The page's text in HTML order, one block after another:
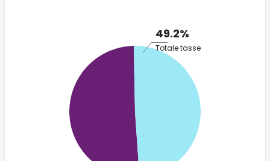
49.2%
Totale tasse